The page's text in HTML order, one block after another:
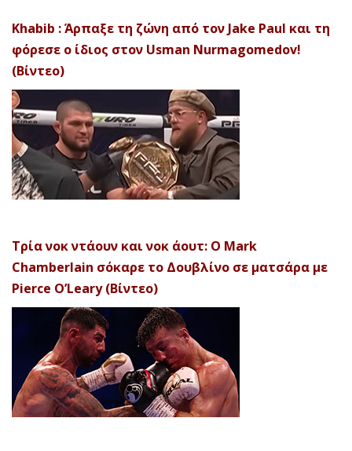
Khabib : Άρπαξε τη ζώνη από τον Jake Paul και τη
φόρεσε ο ίδιος στον Usman Nurmagomedov!
(Βίντεο)
Τρία νοκ ντάουν και νοκ άουτ: Ο Mark
Chamberlain σόκαρε το Δουβλίνο σε ματσάρα με
Pierce O’Leary (Βίντεο)